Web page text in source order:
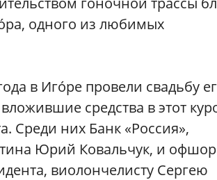
одного из любимых
в Игóре провели свадьбу
средства в этот
Среди них Банк «Россия»,
Юрий Ковальчук, и
виолончелисту Сергею